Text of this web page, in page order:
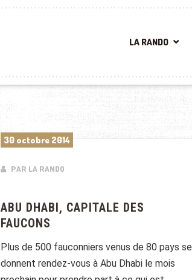
LA RANDO
30 octobre 2014
PAR LA RANDO
ABU DHABI, CAPITALE DES
FAUCONS
Plus de 500 fauconniers venus de 80 pays se
donnent rendez-vous à Abu Dhabi le mois